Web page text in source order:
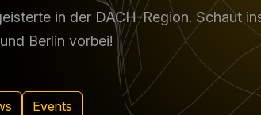
in der DACH-Region. Schaut
Berlin vorbei!
Events